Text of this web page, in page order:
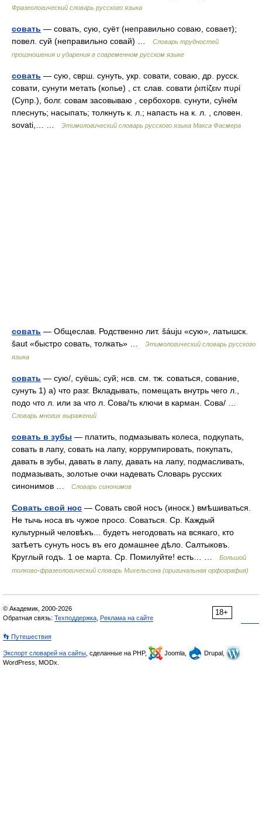
Фразеологический словарь русского языка
совать — совать, сую, суёт (неправильно соваю, совает);
повел. суй (неправильно совай) …
Словарь трудностей
произношения и ударения в современном русском языке
совать — сую, сврш. сунуть, укр. совати, соваю, др. русск.
совати, сунути метать (копье) , ст. слав. совати ῥιπίζειν πυρί
(Супр.), болг. совам засовываю , сербохорв. сунути, су̑не̑м
плеснуть; насыпать; толкнуть к. л.; напасть на к. л. , словен.
sovati,… …
Этимологический словарь русского языка Макса Фасмера
совать — Общеслав. Родственно лит. šáuju «сую», латышск.
šaut «быстро совать, толкать» …
Этимологический словарь русского
языка
совать — сую/, суёшь; суй; нсв. см. тж. соваться, сование,
сунуть 1) а) что разг. Вкладывать, помещать внутрь чего л.,
подо что л. или за что л. Сова/ть ключи в карман. Сова/ …
Словарь многих выражений
совать в зубы — платить, подмазывать колеса, подкупать,
совать в лапу, совать на лапу, коррумпировать, покупать,
давать в зубы, давать в лапу, давать на лапу, подмасливать,
подмазывать, золотые очки надевать Словарь русских
синонимов …
Словарь синонимов
Совать свой нос — Совать свой носъ (иноск.) вмѣшиваться.
Не тычь носа въ чужое просо. Соваться. Ср. Каждый
культурный человѣкъ... будетъ негодовать на всякаго, кто
затѣетъ сунуть носъ въ его домашнее дѣло. Салтыковъ.
Круглый годъ. 1 ое марта. Ср. Помилуйте! есть… …
Большой
толково-фразеологический словарь Михельсона (оригинальная орфография)
18+
© Академик, 2000-2026
Обратная связь: Техподдержка Реклама на сайте
👣 Путешествия
Экспорт словарей на сайты , сделанные на PHP, Joomla,
Drupal,
WordPress, MODx.